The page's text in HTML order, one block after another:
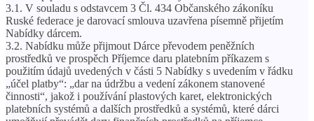
3.1. V souladu s odstavcem 3 Čl. 434 Občanského zákoníku
Ruské federace je darovací smlouva uzavřena písemně přijetím
Nabídky dárcem.
3.2. Nabídku může přijmout Dárce převodem peněžních
prostředků ve prospěch Příjemce daru platebním příkazem s
použitím údajů uvedených v části 5 Nabídky s uvedením v řádku
„účel platby“: „dar na údržbu a vedení zákonem stanovené
činnosti“, jakož i používání plastových karet, elektronických
platebních systémů a dalších prostředků a systémů, které dárci